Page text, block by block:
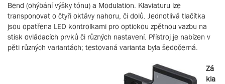
Bend (ohýbání výšky tónu) a Modulation. Klaviaturu lze
transponovat o čtyři oktávy nahoru, či dolů. Jednotlivá tlačítka
jsou opatřena LED kontrolkami pro optickou zpětnou vazbu na
stisk ovládacích prvků či různých nastavení. Přístroj je nabízen v
pěti různých variantách; testovaná varianta byla šedočerná.
Zá
kla